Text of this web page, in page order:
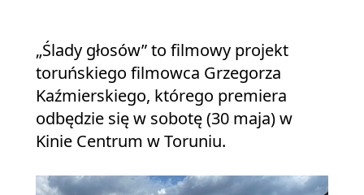
„Ślady głosów” to filmowy projekt
toruńskiego filmowca Grzegorza
Kaźmierskiego, którego premiera
odbędzie się w sobotę (30 maja) w
Kinie Centrum w Toruniu.